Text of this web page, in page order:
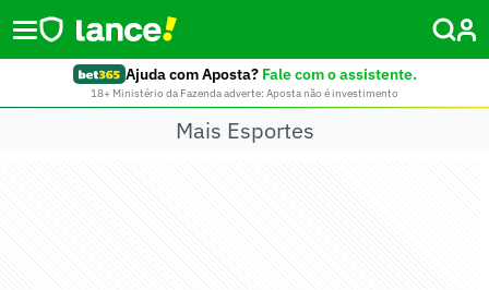
Ajuda com Aposta? Fale com o assistente.
18+ Ministério da Fazenda adverte: Aposta não é investimento
Mais Esportes